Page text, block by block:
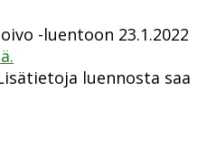
-luentoon 23.1.2022
luennosta saa